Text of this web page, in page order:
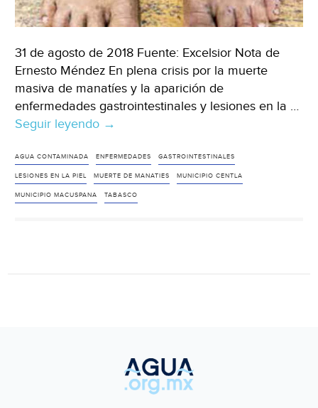
31 de agosto de 2018 Fuente: Excelsior Nota de
Ernesto Méndez En plena crisis por la muerte
masiva de manatíes y la aparición de
enfermedades gastrointestinales y lesiones en la …
Seguir leyendo Macuspana:
enferma
a
pobladores
→
AGUA CONTAMINADA ENFERMEDADES GASTROINTESTINALES
LESIONES EN LA PIEL MUERTE DE MANATIES MUNICIPIO CENTLA
MUNICIPIO MACUSPANA TABASCO